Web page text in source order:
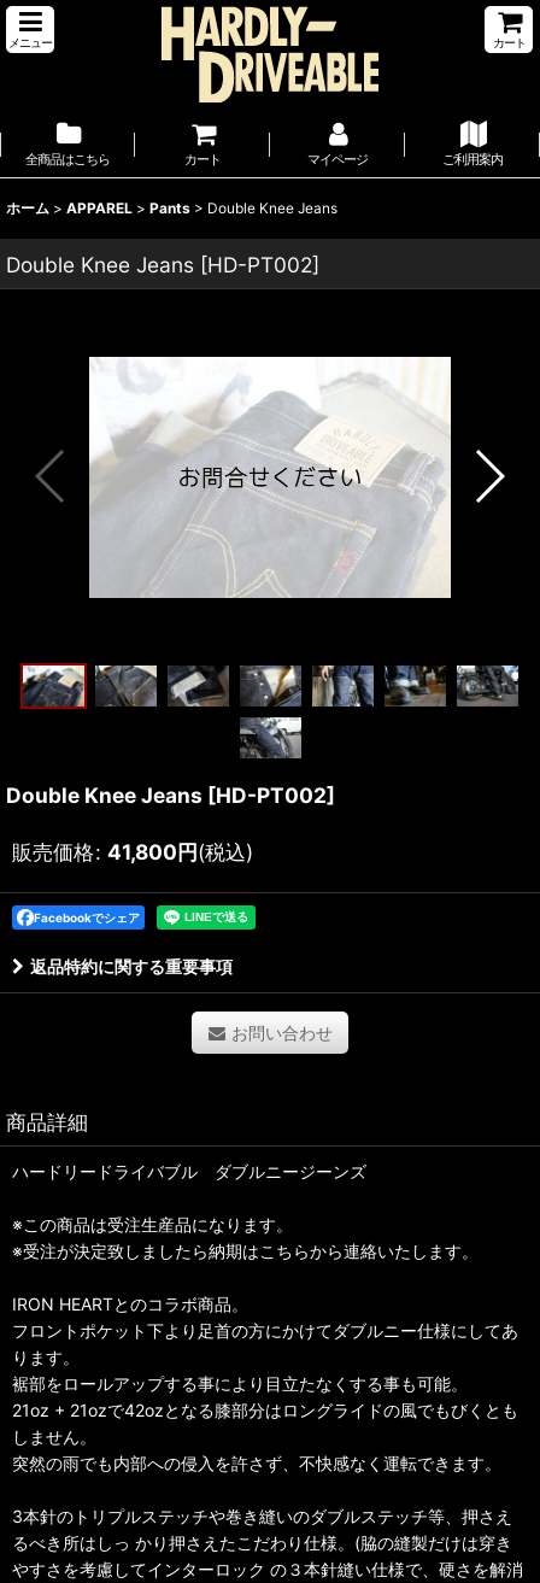
メニュー カート
全商品はこちら カート マイページ ご利用案内
ホーム > APPAREL > Pants > Double Knee Jeans
Double Knee Jeans [HD-PT002]
Double Knee Jeans [HD-PT002]
販売価格: 41,800円(税込)
Facebookでシェア
返品特約に関する重要事項
お問い合わせ
商品詳細
ハードリードライバブル ダブルニージーンズ
※この商品は受注生産品になります。
※受注が決定致しましたら納期はこちらから連絡いたします。
IRON HEARTとのコラボ商品。
フロントポケット下より足首の方にかけてダブルニー仕様にしてあ
ります。
裾部をロールアップする事により目立たなくする事も可能。
21oz + 21ozで42ozとなる膝部分はロングライドの風でもびくとも
しません。
突然の雨でも内部への侵入を許さず、不快感なく運転できます。
3本針のトリプルステッチや巻き縫いのダブルステッチ等、押さえ
るべき所はしっ かり押さえたこだわり仕様。(脇の縫製だけは穿き
やすさを考慮してインターロック の３本針縫い仕様で、硬さを解消